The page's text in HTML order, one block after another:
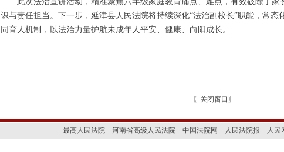
识与责任担当。下一步，延津县人民法院将持续深化“法治副校长”职能，常
同育人机制，以法治力量护航未成年人平安、健康、向阳成长。
〖 关闭窗口 〗
最高人民法院 河南省高级人民法院 中国法院网 人民法院报 人民